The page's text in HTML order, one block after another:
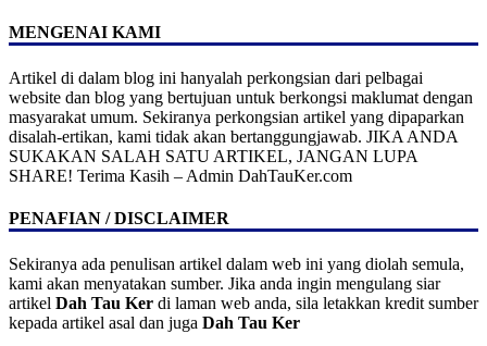
MENGENAI KAMI
Artikel di dalam blog ini hanyalah perkongsian dari pelbagai
website dan blog yang bertujuan untuk berkongsi maklumat dengan
masyarakat umum. Sekiranya perkongsian artikel yang dipaparkan
disalah-ertikan, kami tidak akan bertanggungjawab. JIKA ANDA
SUKAKAN SALAH SATU ARTIKEL, JANGAN LUPA
SHARE! Terima Kasih – Admin DahTauKer.com
PENAFIAN / DISCLAIMER
Sekiranya ada penulisan artikel dalam web ini yang diolah semula,
kami akan menyatakan sumber. Jika anda ingin mengulang siar
artikel Dah Tau Ker di laman web anda, sila letakkan kredit sumber
kepada artikel asal dan juga Dah Tau Ker